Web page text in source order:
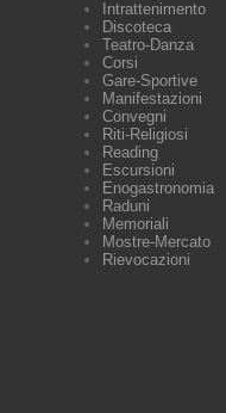
Intrattenimento
Discoteca
Teatro-Danza
Corsi
Gare-Sportive
Manifestazioni
Convegni
Riti-Religiosi
Reading
Escursioni
Enogastronomia
Raduni
Memoriali
Mostre-Mercato
Rievocazioni